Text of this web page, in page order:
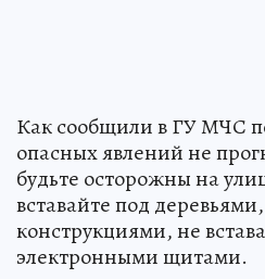
Как сообщили в ГУ МЧС
опасных явлений не
будьте осторожны на
вставайте под
конструкциями, не
электронными щитами.